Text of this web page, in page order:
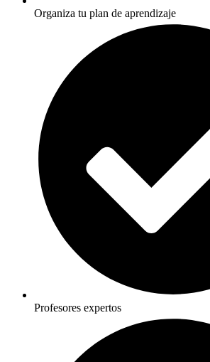
Organiza tu plan de aprendizaje
Profesores expertos